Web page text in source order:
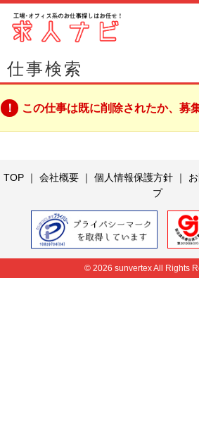
仕事検索
この仕事は既に削除されたか、募
TOP｜ 会社概要｜ 個人情報保護方針｜
プ
© 2026 sunvertex All Rights